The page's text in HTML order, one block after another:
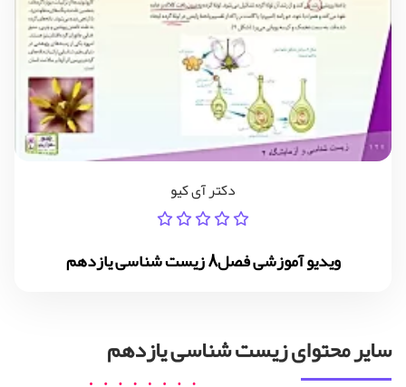
دکتر آی کیو
ویدیو آموزشی فصل8 زیست شناسی یازدهم
سایر محتوای زیست شناسی یازدهم